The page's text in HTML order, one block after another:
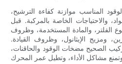
المناسب موازنة كفاءة الترشيح،
والاحتياجات الخاصة بالمركبة. قبل
الفلتر، والمادة المستخدمة، وظروف
ومزيج الإيثانول، وظروف القيادة.
الصحيح مضخات الوقود والحاقنات،